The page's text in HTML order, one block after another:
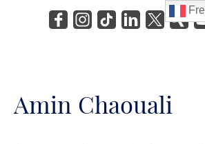
Amin Chaouali